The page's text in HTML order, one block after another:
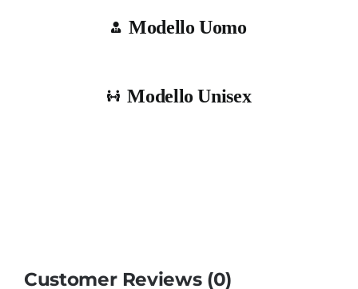
Modello Uomo
Modello Unisex
Customer Reviews (0)